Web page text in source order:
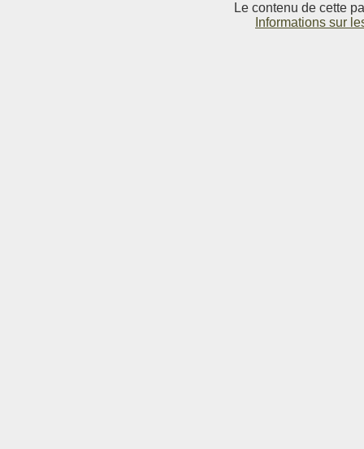
Le contenu de cette
Informations sur